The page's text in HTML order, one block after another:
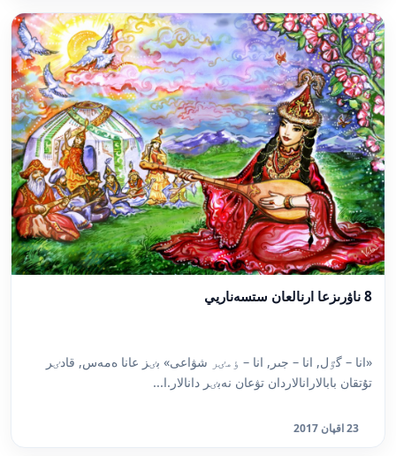
8 ناۋرىزعا ارنالعان ستسەناريي
«انا – گٷل, انا – جىر, انا – ٶمٸر شۋاعى» بٸز عانا ەمەس, قادٸر
تۇتقان بابالارانالاردان تۋعان نەبٸر دانالار.ا...
23 اقپان 2017